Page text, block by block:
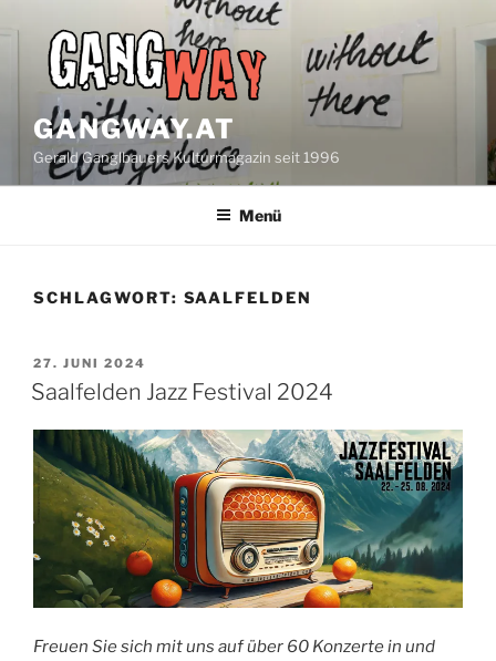
springen
GANGWAY.AT
Gerald Ganglbauers Kulturmagazin seit 1996
Menü
SCHLAGWORT: SAALFELDEN
VERÖFFENTLICHT
AM
27. JUNI 2024
Saalfelden Jazz Festival 2024
Freuen Sie sich mit uns auf über 60 Konzerte in und